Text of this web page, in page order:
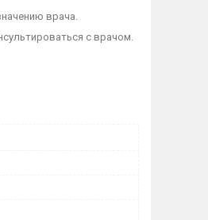
врача.
с врачом.